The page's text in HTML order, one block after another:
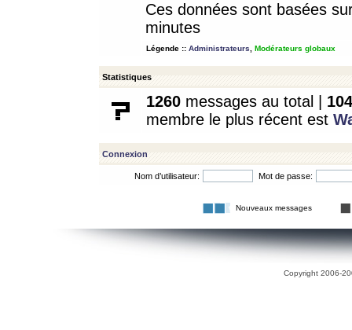
Ces données sont basées
minutes
Légende :: Administrateurs Modérateurs globaux
Statistiques
1260 messages au total | 104
membre le plus récent est
Connexion
Nom d’utilisateur: Mot de passe:
Nouveaux messages
Copyright 2006-